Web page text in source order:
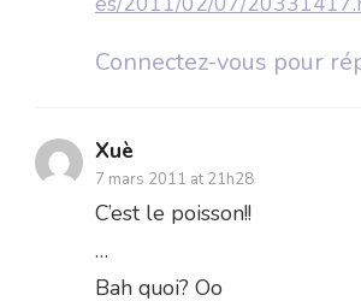
Connectez-vous pour
Xuè
7 mars 2011 at 21h28
C’est le poisson!!
…
Bah quoi? Oo